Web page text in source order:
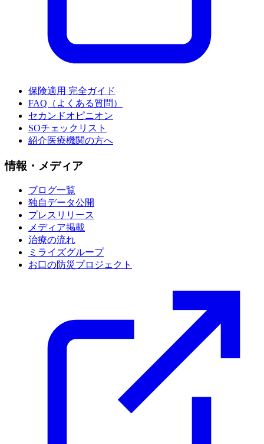
保険適用 完全ガイド
FAQ（よくある質問）
セカンドオピニオン
SOチェックリスト
紹介医療機関の方へ
情報・メディア
ブログ一覧
独自データ公開
プレスリリース
メディア掲載
治療の流れ
ミライズグループ
お口の防災プロジェクト